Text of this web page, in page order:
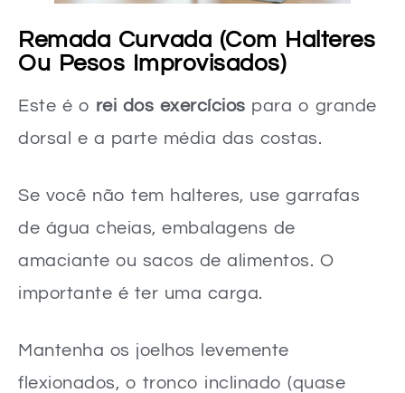
Remada Curvada (Com Halteres
Ou Pesos Improvisados)
Este é o rei dos exercícios para o grande
dorsal e a parte média das costas.
Se você não tem halteres, use garrafas
de água cheias, embalagens de
amaciante ou sacos de alimentos. O
importante é ter uma carga.
Mantenha os joelhos levemente
flexionados, o tronco inclinado (quase